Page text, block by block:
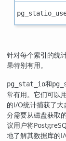
针对每个索引的统
果特别有用。
pg_stat_io和
常有用。它们可以
的I/O统计捕获了
分需要从磁盘获取
议用户将
地了解其数据库的I/